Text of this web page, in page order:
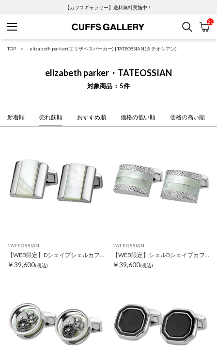
【カフスギャラリー】送料無料実施中！
Cuffs Gallery
検索 カ
21
TOP elizabeth parker(エリザベスパーカー) |TATEOSSIAN(タテオシアン)
elizabeth parker・TATEOSSIAN
対象商品 5件
新着順 売れ筋順 おすすめ順 価格の低い順 価格の高い順
TATEOSSIAN
￥39,600(税込)
TATEOSSIAN
￥39,600(税込)